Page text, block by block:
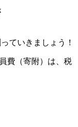
ていきましょう！
費（寄附）は、税